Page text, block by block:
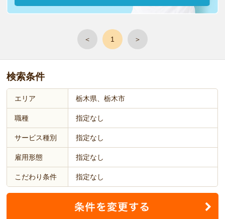
＜ 1 ＞
検索条件
エリア 栃木県、栃木市
職種 指定なし
サービス種別 指定なし
雇用形態 指定なし
こだわり条件 指定なし